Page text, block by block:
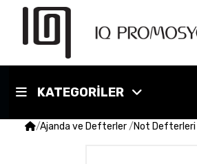
KATEGORİLER
/Ajanda ve Defterler/Not Defterleri